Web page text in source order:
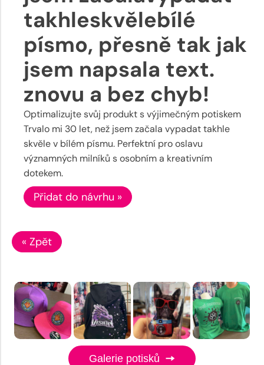
takhleskvělebílé
písmo, přesně tak jak
jsem napsala text.
znovu a bez chyb!
Optimalizujte svůj produkt s výjimečným potiskem
Trvalo mi 30 let, než jsem začala vypadat takhle
skvěle v bílém písmu. Perfektní pro oslavu
významných milníků s osobním a kreativním
dotekem.
Přidat do návrhu »
« Zpět
Galerie potisků